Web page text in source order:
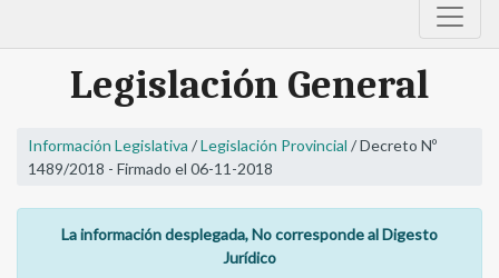
Legislación General
Información Legislativa /Legislación Provincial / Decreto Nº
1489/2018 - Firmado el 06-11-2018
La información desplegada, No corresponde al Digesto
Jurídico